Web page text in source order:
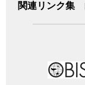
関連リンク集